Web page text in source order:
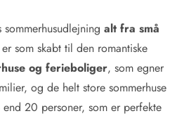
alt fra små
som skabt til den romantiske
og ferieboliger, som egner
og de helt store sommerhuse
20 personer, som er perfekte